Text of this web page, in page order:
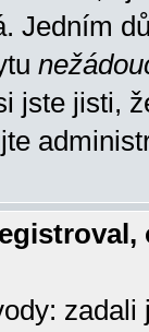
Jedním
jste jisti,